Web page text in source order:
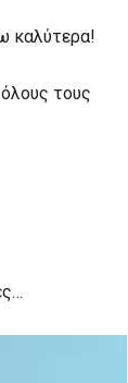
καλύτερα!
τους